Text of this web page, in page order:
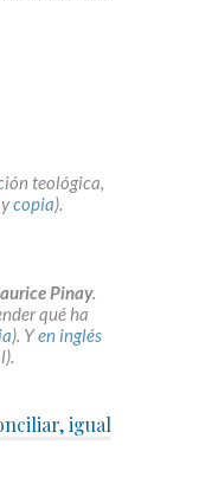
teológica,
ycopia).
Pinay.
qué ha
). Yen inglés
igual